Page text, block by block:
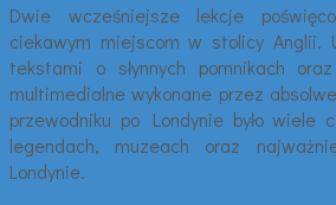
Dwie wcześniejsze lekcje
ciekawym miejscom w stolicy Anglii.
tekstami o słynnych pomnikach
multimedialne wykonane przez
przewodniku po Londynie było wiele
legendach, muzeach oraz
Londynie.